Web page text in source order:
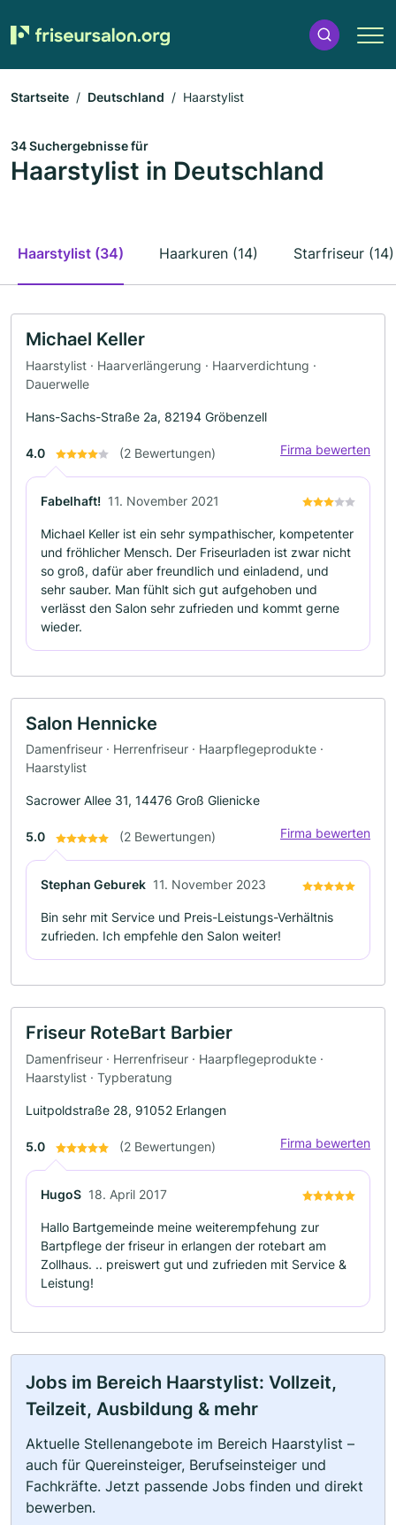
Startseite Deutschland Haarstylist
34 Suchergebnisse für
Haarstylist in Deutschland
Haarstylist (34) Haarkuren (14) Starfriseur (14)
Michael Keller
Haarstylist · Haarverlängerung · Haarverdichtung ·
Dauerwelle
Hans-Sachs-Straße 2a, 82194 Gröbenzell
4.0 (2 Bewertungen) Firma bewerten
Fabelhaft! 11. November 2021
Michael Keller ist ein sehr sympathischer, kompetenter
und fröhlicher Mensch. Der Friseurladen ist zwar nicht
so groß, dafür aber freundlich und einladend, und
sehr sauber. Man fühlt sich gut aufgehoben und
verlässt den Salon sehr zufrieden und kommt gerne
wieder.
Salon Hennicke
Damenfriseur · Herrenfriseur · Haarpflegeprodukte ·
Haarstylist
Sacrower Allee 31, 14476 Groß Glienicke
5.0 (2 Bewertungen) Firma bewerten
Stephan Geburek 11. November 2023
Bin sehr mit Service und Preis-Leistungs-Verhältnis
zufrieden. Ich empfehle den Salon weiter!
Friseur RoteBart Barbier
Damenfriseur · Herrenfriseur · Haarpflegeprodukte ·
Haarstylist · Typberatung
Luitpoldstraße 28, 91052 Erlangen
5.0 (2 Bewertungen) Firma bewerten
HugoS 18. April 2017
Hallo Bartgemeinde meine weiterempfehung zur
Bartpflege der friseur in erlangen der rotebart am
Zollhaus. .. preiswert gut und zufrieden mit Service &
Leistung!
Jobs im Bereich Haarstylist: Vollzeit,
Teilzeit, Ausbildung & mehr
Aktuelle Stellenangebote im Bereich Haarstylist –
auch für Quereinsteiger, Berufseinsteiger und
Fachkräfte. Jetzt passende Jobs finden und direkt
bewerben.